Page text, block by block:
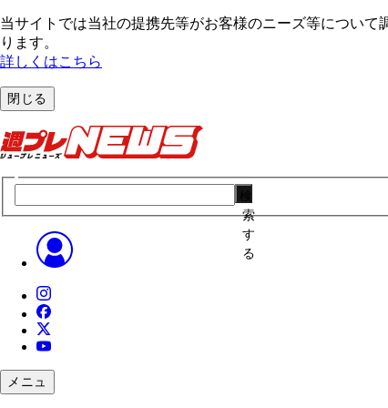
当サイトでは当社の提携先等がお客様のニーズ等につい
ります。
詳しくはこちら
閉じる
索
す
る
メニュ